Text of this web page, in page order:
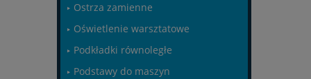
Ostrza zamienne
Oświetlenie warsztatowe
Podkładki równoległe
Podstawy do maszyn